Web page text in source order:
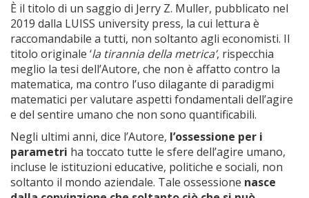
È il titolo di un saggio di Jerry Z. Muller, pubblicato nel
2019 dalla LUISS university press, la cui lettura è
raccomandabile a tutti, non soltanto agli economisti. Il
titolo originale ‘la tirannia della metrica’, rispecchia
meglio la tesi dell’Autore, che non è affatto contro la
matematica, ma contro l’uso dilagante di paradigmi
matematici per valutare aspetti fondamentali dell’agire
e del sentire umano che non sono quantificabili.
Negli ultimi anni, dice l’Autore, l’ossessione per i
parametri ha toccato tutte le sfere dell’agire umano,
incluse le istituzioni educative, politiche e sociali, non
soltanto il mondo aziendale. Tale ossessione nasce